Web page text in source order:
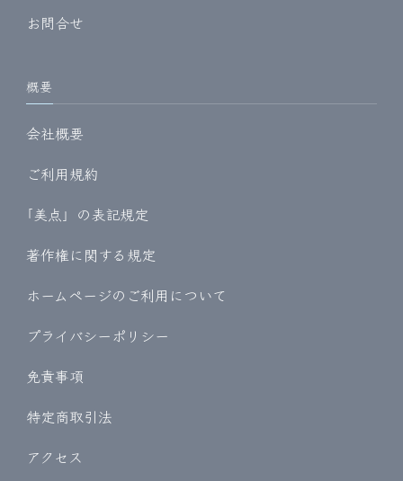
お問合せ
概要
会社概要
ご利用規約
｢美点」の表記規定
著作権に関する規定
ホームページのご利用について
プライバシーポリシー
免責事項
特定商取引法
アクセス